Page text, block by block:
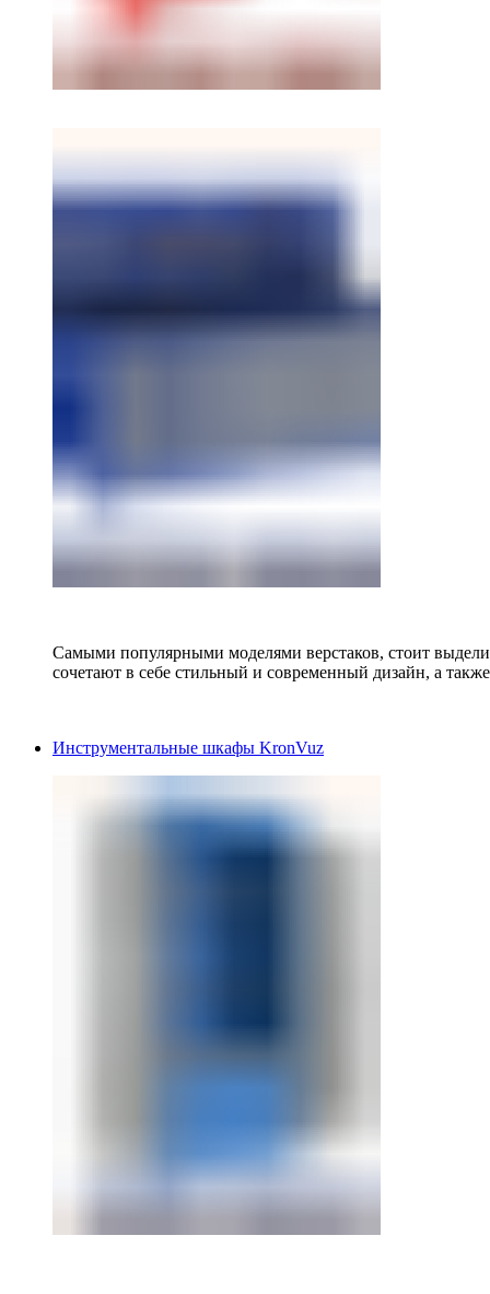
Самыми популярными моделями верстаков, стоит
сочетают в себе стильный и современный дизайн, а
Инструментальные шкафы KronVuz